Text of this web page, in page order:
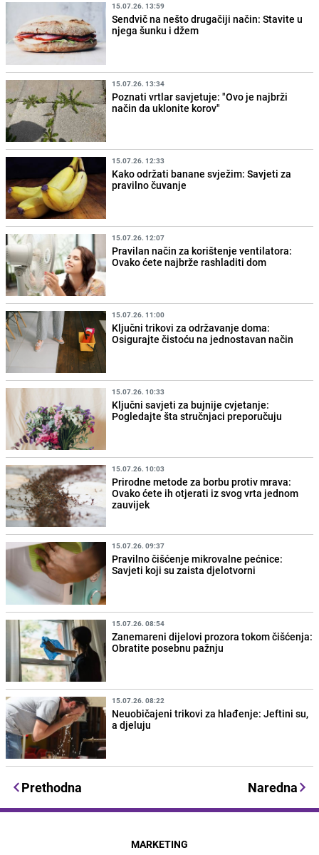
15.07.26. 13:59
Sendvič na nešto drugačiji način: Stavite u
njega šunku i džem
15.07.26. 13:34
Poznati vrtlar savjetuje: "Ovo je najbrži
način da uklonite korov"
15.07.26. 12:33
Kako održati banane svježim: Savjeti za
pravilno čuvanje
15.07.26. 12:07
Pravilan način za korištenje ventilatora:
Ovako ćete najbrže rashladiti dom
15.07.26. 11:00
Ključni trikovi za održavanje doma:
Osigurajte čistoću na jednostavan način
15.07.26. 10:33
Ključni savjeti za bujnije cvjetanje:
Pogledajte šta stručnjaci preporučuju
15.07.26. 10:03
Prirodne metode za borbu protiv mrava:
Ovako ćete ih otjerati iz svog vrta jednom
zauvijek
15.07.26. 09:37
Pravilno čišćenje mikrovalne pećnice:
Savjeti koji su zaista djelotvorni
15.07.26. 08:54
Zanemareni dijelovi prozora tokom čišćenja:
Obratite posebnu pažnju
15.07.26. 08:22
Neuobičajeni trikovi za hlađenje: Jeftini su,
a djeluju
Prethodna Naredna
MARKETING